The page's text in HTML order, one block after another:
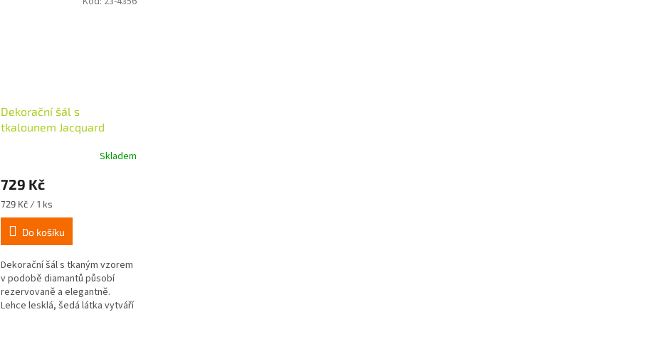
Dekorační šál s
tkalounem Jacquard
Skladem
729 Kč
Měrná
cena:
729 Kč / 1 ks
Do košíku
Dekorační šál s tkaným vzorem
v podobě diamantů působí
rezervovaně a elegantně.
Lehce lesklá, šedá látka vytváří